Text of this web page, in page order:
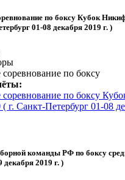
по боксу Кубок
01-08 декабря 2019 г. )
соревнование по боксу
соревнование по боксу
г. Санкт-Петербург 01-08
команды РФ по боксу
декабря 2019 г. )